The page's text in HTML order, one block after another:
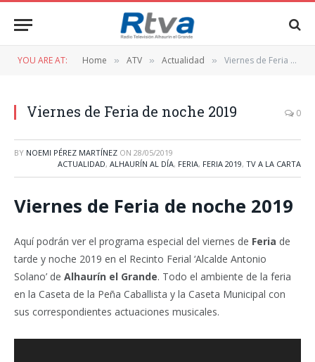
YOU ARE AT: Home » ATV » Actualidad » Viernes de Feria de noche 2019
Viernes de Feria de noche 2019 0
BY NOEMI PÉREZ MARTÍNEZ ON 28/05/2019
ACTUALIDAD, ALHAURÍN AL DÍA, FERIA, FERIA 2019, TV A LA CARTA
Viernes de Feria de noche 2019
Aquí podrán ver el programa especial del viernes de Feria de
tarde y noche 2019 en el Recinto Ferial ‘Alcalde Antonio
Solano’ de Alhaurín el Grande. Todo el ambiente de la feria
en la Caseta de la Peña Caballista y la Caseta Municipal con
sus correspondientes actuaciones musicales.